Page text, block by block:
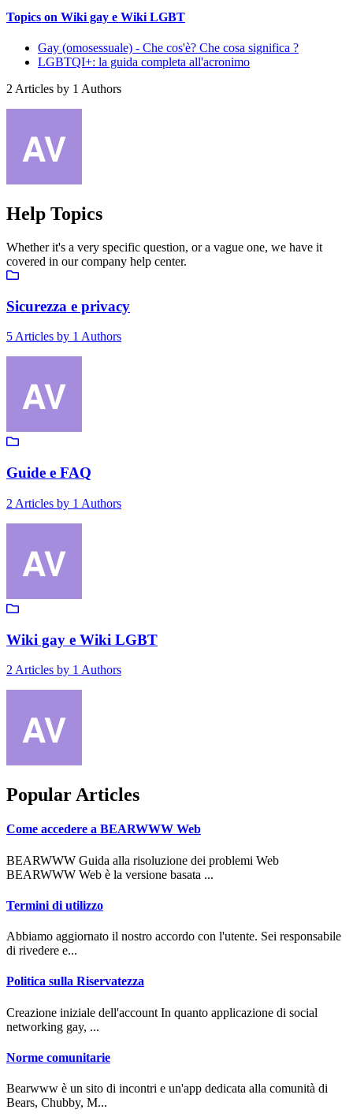
Topics on Wiki gay e Wiki LGBT
Gay (omosessuale) - Che cos'è? Che cosa significa ?
LGBTQI+: la guida completa all'acronimo
2 Articles by 1 Authors
Help Topics
Whether it's a very specific question, or a vague one, we have it
covered in our company help center.
Sicurezza e privacy
5 Articles by 1 Authors
Guide e FAQ
2 Articles by 1 Authors
Wiki gay e Wiki LGBT
2 Articles by 1 Authors
Popular Articles
Come accedere a BEARWWW Web
BEARWWW Guida alla risoluzione dei problemi Web
BEARWWW Web è la versione basata ...
Termini di utilizzo
Abbiamo aggiornato il nostro accordo con l'utente. Sei responsabile
di rivedere e...
Politica sulla Riservatezza
Creazione iniziale dell'account In quanto applicazione di social
networking gay, ...
Norme comunitarie
Bearwww è un sito di incontri e un'app dedicata alla comunità di
Bears, Chubby, M...